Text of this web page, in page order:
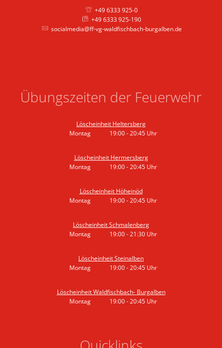
+49 6333 925-0
+49 6333 925-190
socialmedia@ff-vg-waldfischbach-burgalben.de
Übungszeiten der Feuerwehr
Löscheinheit Heltersberg
Montag
19:00-20:45 Uhr
Löscheinheit Hermersberg
Montag
19:00-20:45 Uhr
Löscheinheit Höheinöd
Montag
19:00-20:45 Uhr
Löscheinheit Schmalenberg
Montag
19:00-21:30 Uhr
Löscheinheit Steinalben
Montag
19:00-20:45 Uhr
Löscheinheit Waldfischbach- Burgalben
Montag
19:00-20:45 Uhr